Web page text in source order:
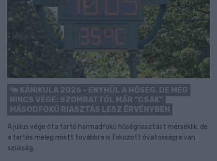
KÁNIKULA 2026 - ENYHÜL A HŐSÉG, DE MÉG
NINCS VÉGE: SZOMBATTÓL MÁR “CSAK”
MÁSODFOKÚ RIASZTÁS LESZ ÉRVÉNYBEN
A július vége óta tartó harmadfokú hőségriasztást mérséklik, de
a tartós meleg miatt továbbra is fokozott óvatosságra van
szükség.